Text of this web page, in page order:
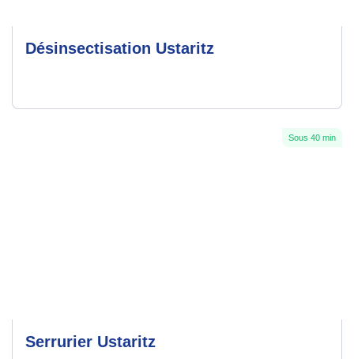
Désinsectisation Ustaritz
Sous 40 min
Serrurier Ustaritz